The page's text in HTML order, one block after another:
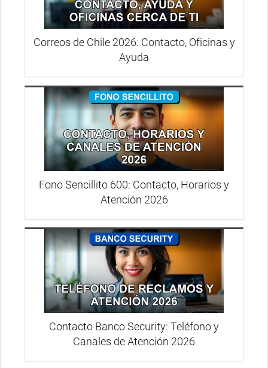
Correos de Chile 2026: Contacto, Oficinas y
Ayuda
Fono Sencillito 600: Contacto, Horarios y
Atención 2026
Contacto Banco Security: Teléfono y
Canales de Atención 2026